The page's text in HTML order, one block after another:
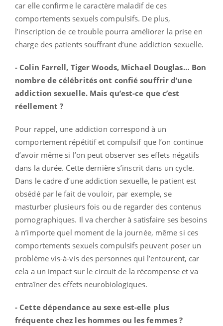
car elle confirme le caractère maladif de ces
comportements sexuels compulsifs. De plus,
l’inscription de ce trouble pourra améliorer la prise en
charge des patients souffrant d’une addiction sexuelle.
- Colin Farrell, Tiger Woods, Michael Douglas… Bon
nombre de célébrités ont confié souffrir d’une
addiction sexuelle. Mais qu’est-ce que c’est
réellement ?
Pour rappel, une addiction correspond à un
comportement répétitif et compulsif que l’on continue
d’avoir même si l’on peut observer ses effets négatifs
dans la durée. Cette dernière s’inscrit dans un cycle.
Dans le cadre d’une addiction sexuelle, le patient est
obsédé par le fait de vouloir, par exemple, se
masturber plusieurs fois ou de regarder des contenus
pornographiques. Il va chercher à satisfaire ses besoins
à n’importe quel moment de la journée, même si ces
comportements sexuels compulsifs peuvent poser un
problème vis-à-vis des personnes qui l’entourent, car
cela a un impact sur le circuit de la récompense et va
entraîner des effets neurobiologiques.
- Cette dépendance au sexe est-elle plus
fréquente chez les hommes ou les femmes ?